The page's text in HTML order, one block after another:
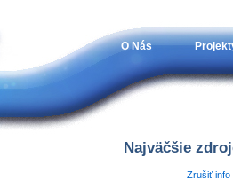
O Nás
Najväčšie
Zrušiť info